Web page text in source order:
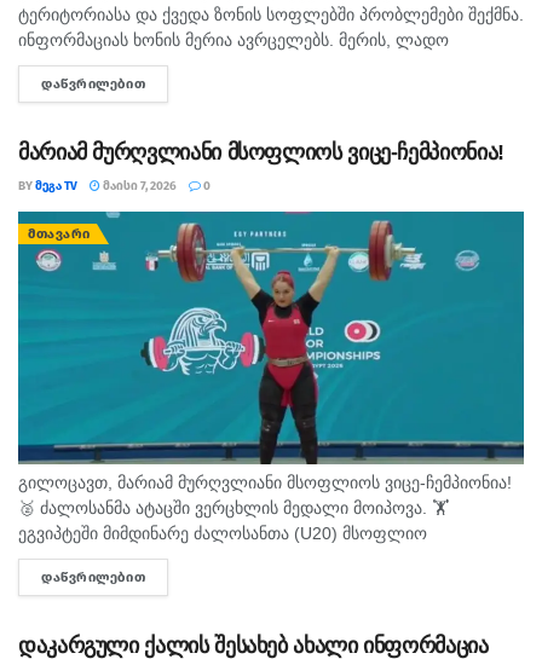
ტერიტორიასა და ქვედა ზონის სოფლებში პრობლემები შექმნა.
ინფორმაციას ხონის მერია ავრცელებს. მერის, ლადო
ჯურხაძის დავალებით, ადგილზე სტიქიის სალიკვიდაციო
სამუშაოები მიმდინარეობს. მძიმე ტექნიკის საშუალებით
ᲓᲐᲬᲕᲠᲘᲚᲔᲑᲘᲗ
მარიამ მურღვლიანი მსოფლიოს ვიცე-ჩემპიონია!
BYᲛᲔᲒᲐ TV ᲛᲐᲘᲡᲘ 7, 2026 0
ᲛᲗᲐᲕᲐᲠᲘ
გილოცავთ, მარიამ მურღვლიანი მსოფლიოს ვიცე-ჩემპიონია!
🥈 ძალოსანმა ატაცში ვერცხლის მედალი მოიპოვა. 🏋️
ეგვიპტეში მიმდინარე ძალოსანთა (U20) მსოფლიო
ჩემპიონატზე საქართველოს ქალ ძალოსანთა ნაკრების წევრმა,
მარიამ მურღვლიანმა (86 კგ.) იასპარეზა. 🇬🇪 ძალოსანმა...
ᲓᲐᲬᲕᲠᲘᲚᲔᲑᲘᲗ
დაკარგული ქალის შესახებ ახალი ინფორმაცია